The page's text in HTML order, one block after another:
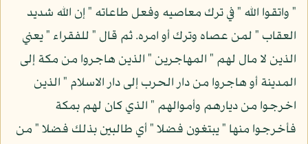
" واتقوا الله " في ترك معاصيه وفعل طاعاته " إن الله شديد
العقاب " لمن عصاه وترك أو امره. ثم قال " للفقراء " يعني
الذين لا مال لهم " المهاجرين " الذين هاجروا من مكة إلى
المدينة أو هاجروا من دار الحرب إلى دار الاسلام " الذين
اخرجوا من ديارهم وأموالهم " الذي كان لهم بمكة
فأخرجوا منها " يبتغون فضلا " أي طالبين بذلك فضلا " من